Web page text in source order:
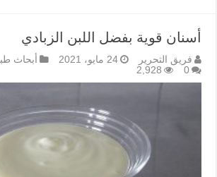
أسنان قوية بفضل اللبن الزبادي
فريق التحرير 24 مايو، 2021 أبحاث
0
2,928